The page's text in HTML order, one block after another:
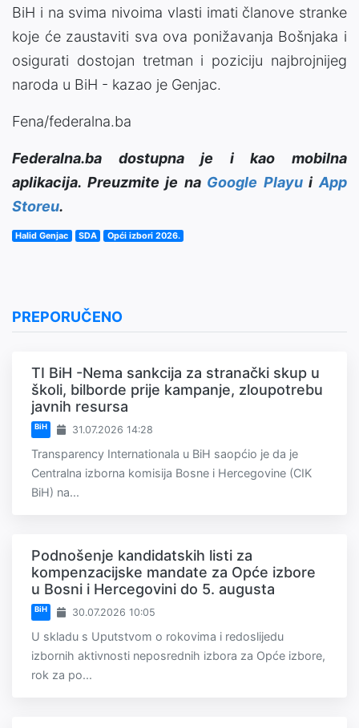
BiH i na svima nivoima vlasti imati članove stranke
koje će zaustaviti sva ova ponižavanja Bošnjaka i
osigurati dostojan tretman i poziciju najbrojnijeg
naroda u BiH - kazao je Genjac.
Fena/federalna.ba
Federalna.ba dostupna je i kao mobilna
aplikacija. Preuzmite je na Google PlayuiApp
Storeu.
Halid Genjac SDA Opći izbori 2026.
PREPORUČENO
TI BiH -Nema sankcija za stranački skup u
školi, bilborde prije kampanje, zloupotrebu
javnih resursa
BiH 31.07.2026 14:28
Transparency Internationala u BiH saopćio je da je
Centralna izborna komisija Bosne i Hercegovine (CIK
BiH) na...
Podnošenje kandidatskih listi za
kompenzacijske mandate za Opće izbore
u Bosni i Hercegovini do 5. augusta
BiH 30.07.2026 10:05
U skladu s Uputstvom o rokovima i redoslijedu
izbornih aktivnosti neposrednih izbora za Opće izbore,
rok za po...